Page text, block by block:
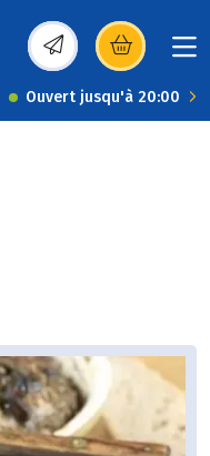
(s’ouvre dans une
Ouvert jusqu'à 20:00